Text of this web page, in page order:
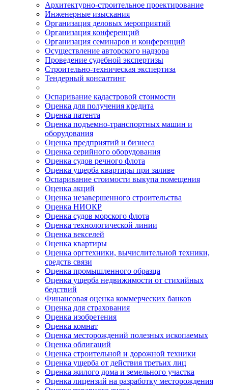
Архитектурно-строительное проектирование
Инженерные изыскания
Организация деловых мероприятий
Организация конференций
Организация семинаров и конференций
Осуществление авторского надзора
Проведение судебной экспертизы
Строительно-техническая экспертиза
Тендерный консалтинг
Оспаривание кадастровой стоимости
Оценка для получения кредита
Оценка патента
Оценка подъемно-транспортных машин и
оборудования
Оценка предприятий и бизнеса
Оценка серийного оборудования
Оценка судов речного флота
Оценка ущерба квартиры при заливе
Оспаривание стоимости выкупа помещения
Оценка акций
Оценка незавершенного строительства
Оценка НИОКР
Оценка судов морского флота
Оценка технологической линии
Оценка векселей
Оценка квартиры
Оценка оргтехники, вычислительной техники,
средств связи
Оценка промышленного образца
Оценка ущерба недвижимости от стихийных
бедствий
Финансовая оценка коммерческих банков
Оценка для страхования
Оценка изобретения
Оценка комнат
Оценка месторождений полезных ископаемых
Оценка облигаций
Оценка строительной и дорожной техники
Оценка ущерба от действия третьих лиц
Оценка жилого дома и земельного участка
Оценка лицензий на разработку месторождения